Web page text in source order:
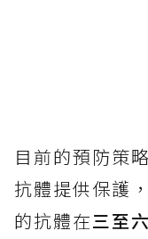
目前的預防策
抗體提供保護
的抗體在三至